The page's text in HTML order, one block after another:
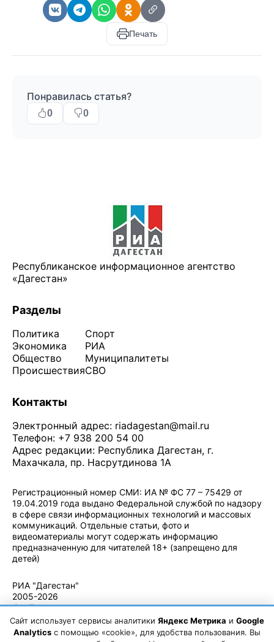
Печать
Понравилась статья?
0 0
Республиканское информационное агентство
«Дагестан»
Разделы
Политика
Экономика
Общество
Происшествия
Спорт
РИА
Муниципалитеты
СВО
Контакты
Электронный адрес: riadagestan@mail.ru
Телефон: +7 938 200 54 00
Адрес редакции: Республика Дагестан, г.
Махачкала, пр. Насрутдинова 1А
Регистрационный номер СМИ: ИА № ФС 77 – 75429 от
19.04.2019 года выдано Федеральной службой по надзору
в сфере связи информационных технологий и массовых
коммуникаций. Отдельные статьи, фото и
видеоматериалы могут содержать информацию
предназначенную для читателей 18+ (запрещено для
детей)
РИА "Дагестан"
2005-2026
© - Правила
использования
материалов.
Сайт использует сервисы аналитики Яндекс Метрика и Google
Analytics с помощью «cookie», для удобства пользования. Вы